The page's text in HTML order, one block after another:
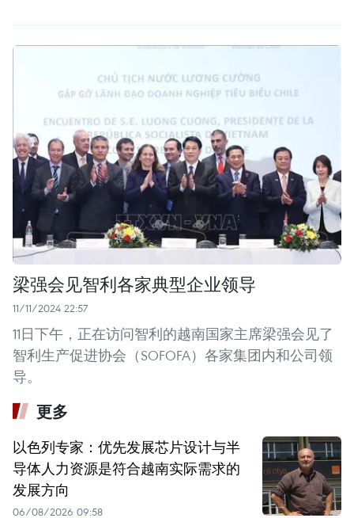
梁强会见智利各家典型企业领导
11/11/2024 22:57
11日下午，正在访问智利的越南国家主席梁强会见了
智利生产促进协会（SOFOFA）各家集团内和公司领
导。
更多
以色列专家：优先发展芯片设计与半
导体人力资源是符合越南实际需求的
发展方向
06/08/2026 09:58